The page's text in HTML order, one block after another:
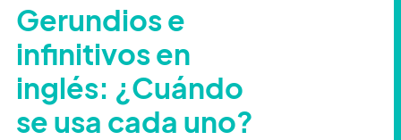
Gerundios e
infinitivos en
inglés: ¿Cuándo
se usa cada uno?